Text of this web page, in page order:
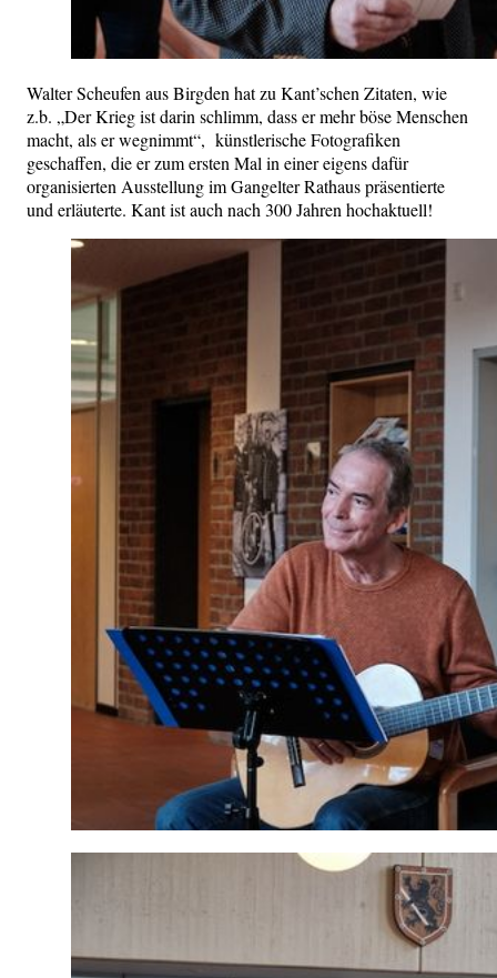
Walter Scheufen aus Birgden hat zu Kant’schen Zitaten, wie
z.b. „Der Krieg ist darin schlimm, dass er mehr böse Menschen
macht, als er wegnimmt“, künstlerische Fotografiken
geschaffen, die er zum ersten Mal in einer eigens dafür
organisierten Ausstellung im Gangelter Rathaus präsentierte
und erläuterte. Kant ist auch nach 300 Jahren hochaktuell!